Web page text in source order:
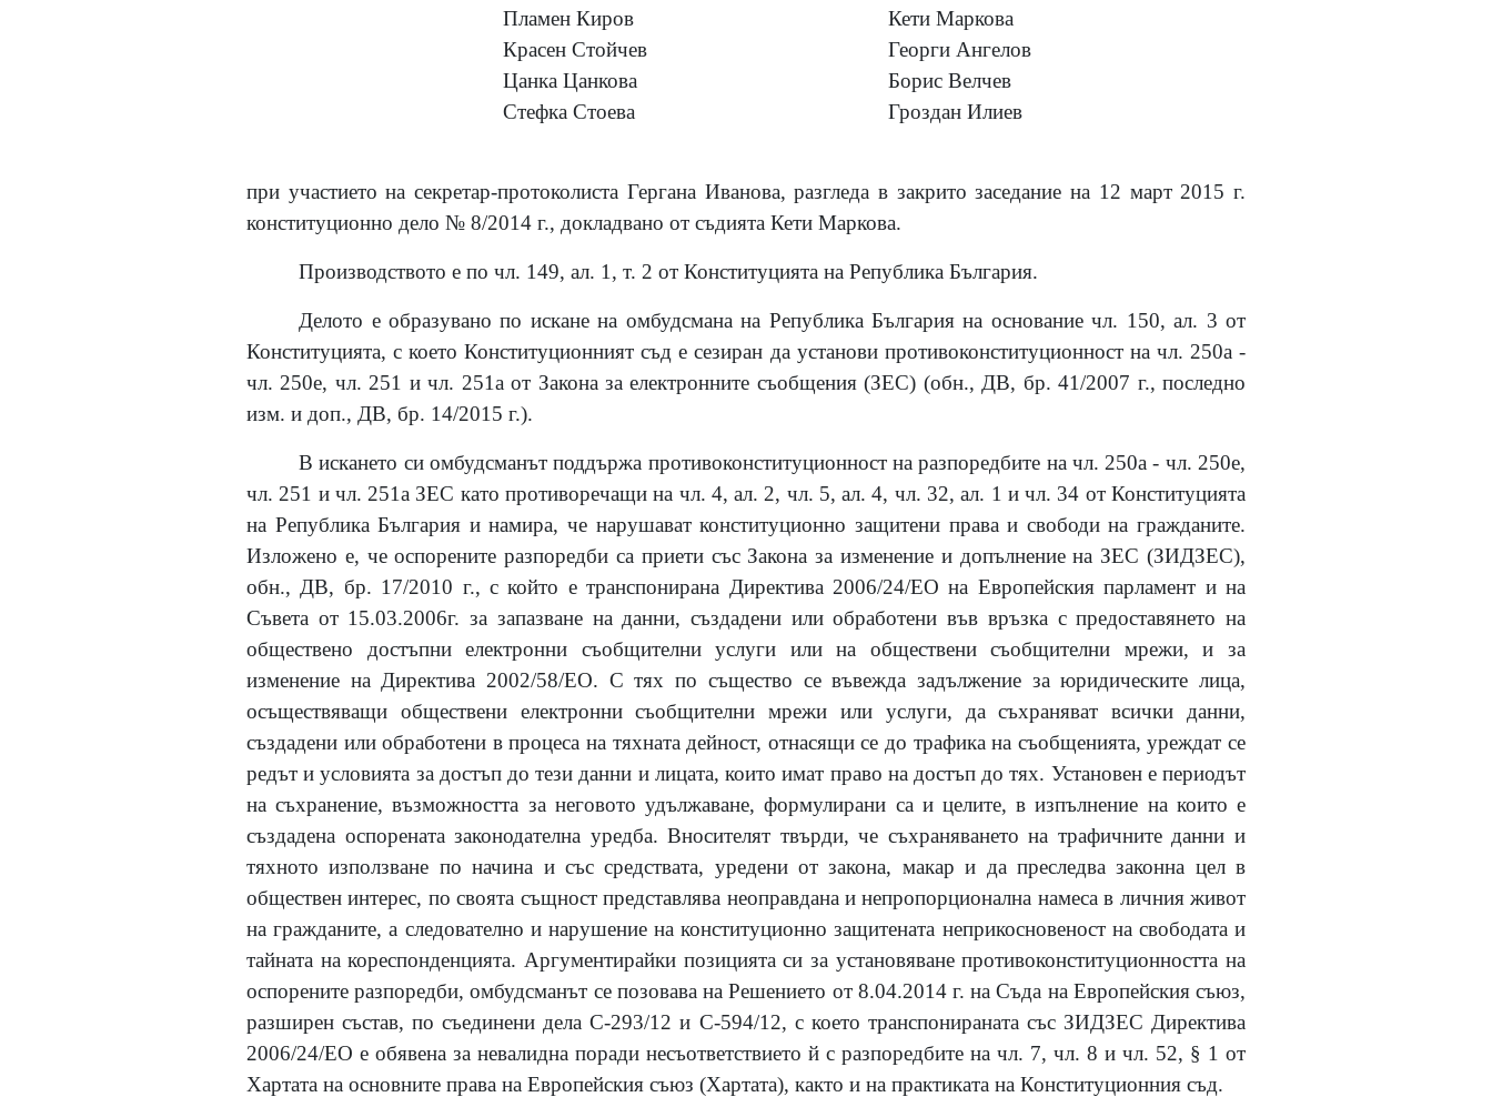
Пламен Киров
Кети Маркова
Красен Стойчев
Георги Ангелов
Цанка Цанкова
Борис Велчев
Стефка Стоева
Гроздан Илиев
при участието на секретар-протоколиста Гергана Иванова, разгледа в закрито заседание на 12 март 2015 г.
конституционно дело № 8/2014 г., докладвано от съдията Кети Маркова.
Производството е по чл. 149, ал. 1, т. 2 от Конституцията на Република България.
Делото е образувано по искане на омбудсмана на Република България на основание чл. 150, ал. 3 от
Конституцията, с което Конституционният съд е сезиран да установи противоконституционност на чл. 250а -
чл. 250е, чл. 251 и чл. 251а от Закона за електронните съобщения (ЗЕС) (обн., ДВ, бр. 41/2007 г., последно
изм. и доп., ДВ, бр. 14/2015 г.).
В искането си омбудсманът поддържа противоконституционност на разпоредбите на чл. 250а - чл. 250е,
чл. 251 и чл. 251а ЗЕС като противоречащи на чл. 4, ал. 2, чл. 5, ал. 4, чл. 32, ал. 1 и чл. 34 от Конституцията
на Република България и намира, че нарушават конституционно защитени права и свободи на гражданите.
Изложено е, че оспорените разпоредби са приети със Закона за изменение и допълнение на ЗЕС (ЗИДЗЕС),
обн., ДВ, бр. 17/2010 г., с който е транспонирана Директива 2006/24/ЕО на Европейския парламент и на
Съвета от 15.03.2006г. за запазване на данни, създадени или обработени във връзка с предоставянето на
обществено достъпни електронни съобщителни услуги или на обществени съобщителни мрежи, и за
изменение на Директива 2002/58/ЕО. С тях по същество се въвежда задължение за юридическите лица,
осъществяващи обществени електронни съобщителни мрежи или услуги, да съхраняват всички данни,
създадени или обработени в процеса на тяхната дейност, отнасящи се до трафика на съобщенията, уреждат се
редът и условията за достъп до тези данни и лицата, които имат право на достъп до тях. Установен е периодът
на съхранение, възможността за неговото удължаване, формулирани са и целите, в изпълнение на които е
създадена оспорената законодателна уредба. Вносителят твърди, че съхраняването на трафичните данни и
тяхното използване по начина и със средствата, уредени от закона, макар и да преследва законна цел в
обществен интерес, по своята същност представлява неоправдана и непропорционална намеса в личния живот
на гражданите, а следователно и нарушение на конституционно защитената неприкосновеност на свободата и
тайната на кореспонденцията. Аргументирайки позицията си за установяване противоконституционността на
оспорените разпоредби, омбудсманът се позовава на Решението от 8.04.2014 г. на Съда на Европейския съюз,
разширен състав, по съединени дела С-293/12 и С-594/12, с което транспонираната със ЗИДЗЕС Директива
2006/24/ЕО е обявена за невалидна поради несъответствието й с разпоредбите на чл. 7, чл. 8 и чл. 52, § 1 от
Хартата на основните права на Европейския съюз (Хартата), както и на практиката на Конституционния съд.